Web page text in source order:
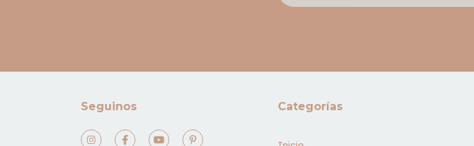
Seguinos Categorías